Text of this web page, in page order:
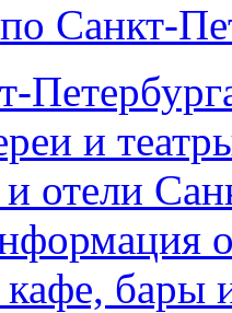
Санкт-
и
отели
бары